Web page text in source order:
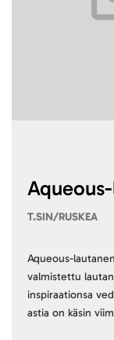
T.SIN/RUSKEA
Aqueous-
valmistettu
inspiraationsa
astia on käsin
beginning
gallery